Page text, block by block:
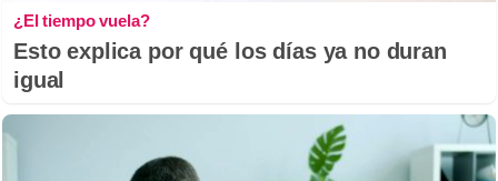
¿El tiempo vuela?
Esto explica por qué los días ya no duran
igual